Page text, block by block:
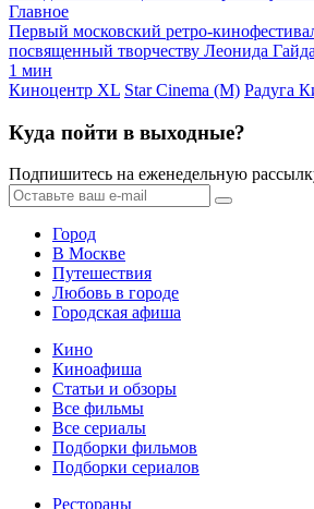
Главное
Первый московский ретро-
посвященный творчеству Леонида
1 мин
Киноцентр XL Star Cinema (M) Радуга
Куда пойти в выходные?
Подпишитесь на еженедельную
Город
В Москве
Путешествия
Любовь в городе
Городская афиша
Кино
Киноафиша
Статьи и обзоры
Все фильмы
Все сериалы
Подборки фильмов
Подборки сериалов
Рестораны